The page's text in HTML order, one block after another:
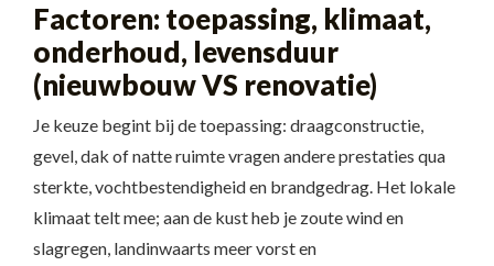
Factoren: toepassing, klimaat,
onderhoud, levensduur
(nieuwbouw VS renovatie)
Je keuze begint bij de toepassing: draagconstructie,
gevel, dak of natte ruimte vragen andere prestaties qua
sterkte, vochtbestendigheid en brandgedrag. Het lokale
klimaat telt mee; aan de kust heb je zoute wind en
slagregen, landinwaarts meer vorst en